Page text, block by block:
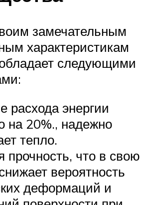
замечательным
характеристикам
следующими
расхода энергии
на 20%., надежно
тепло.
прочность, что в свою
вероятность
деформаций и